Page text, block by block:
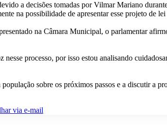
a decisões tomadas por Vilmar Mariano
na possibilidade de apresentar esse projeto
na Câmara Municipal, o parlamentar
processo, por isso estou analisando
sobre os próximos passos e a discutir a
via e-mail